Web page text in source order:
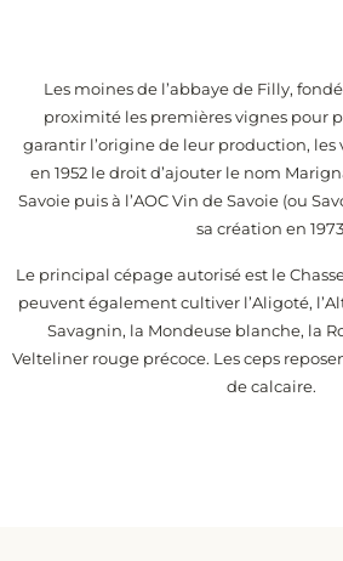
Les moines de l’abbaye de Filly,
proximité les premières vignes pour
garantir l’origine de leur production,
en 1952 le droit d’ajouter le nom
Savoie puis à l’AOC Vin de Savoie (ou
sa création en
Le principal cépage autorisé est le
peuvent également cultiver l’Aligoté,
Savagnin, la Mondeuse blanche, la
Velteliner rouge précoce. Les ceps
de calcaire.